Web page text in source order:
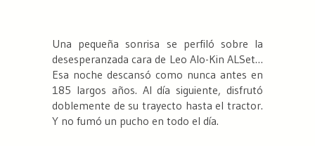
Una pequeña sonrisa se perfiló sobre la
desesperanzada cara de Leo Alo-Kin ALSet…
Esa noche descansó como nunca antes en
185 largos años. Al día siguiente, disfrutó
doblemente de su trayecto hasta el tractor.
Y no fumó un pucho en todo el día.